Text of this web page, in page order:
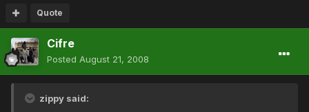
Quote
Cifre
Posted August 21, 2008
zippy said: